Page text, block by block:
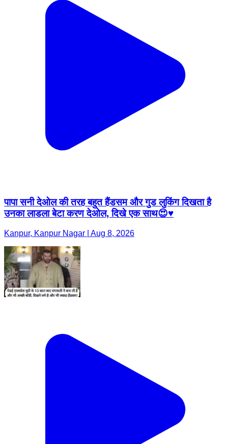
पापा सनी देओल की तरह बहुत हैंडसम और गुड लुकिंग दिखता है
उनका लाडला बेटा करण देओल, दिखे एक साथ😍♥️
Kanpur, Kanpur Nagar | Aug 8, 2026